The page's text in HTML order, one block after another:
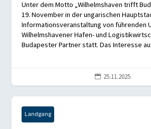
Unter dem Motto „Wilhelmshaven trifft
19. November in der ungarischen
Informationsveranstaltung von führenden
Wilhelmshavener Hafen- und
Budapester Partner statt. Das Interesse
 25.11.2025
Landgang